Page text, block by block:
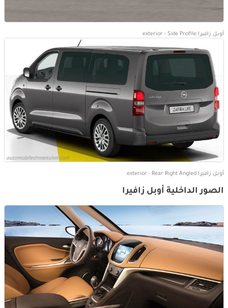
أوبل زافيرا exterior - Side Profile
أوبل زافيرا exterior - Rear Right Angled
الصور الداخلية أوبل زافيرا